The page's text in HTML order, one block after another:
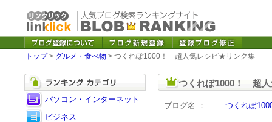
トップ> グルメ・食べ物 > つくれぽ1000！ 超人気レシピ★リンク集
パソコン・インターネット
ビジネス
つくれぽ1000！ 超
ブログ名 ： つくれぽ